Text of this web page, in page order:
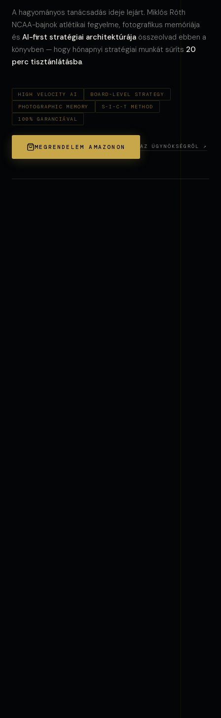
A hagyományos tanácsadás ideje lejárt. Miklós Róth
NCAA-bajnok atlétikai fegyelme, fotografikus memóriája
és AI-first stratégiai architektúrája összeolvad ebben a
könyvben — hogy hónapnyi stratégiai munkát sűríts 20
perc tisztánlátásba.
HIGH VELOCITY AI
BOARD-LEVEL STRATEGY
PHOTOGRAPHIC MEMORY
S-I-C-T METHOD
100% GARANCIÁVAL
MEGRENDELEM AMAZONON AZ ÜGYNÖKSÉGRŐL ↗